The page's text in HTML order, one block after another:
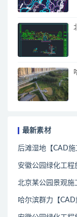
最新素材
后滩湿地【CAD施
安徽公园绿化工程
北京某公园景观施
哈尔滨群力【CAD